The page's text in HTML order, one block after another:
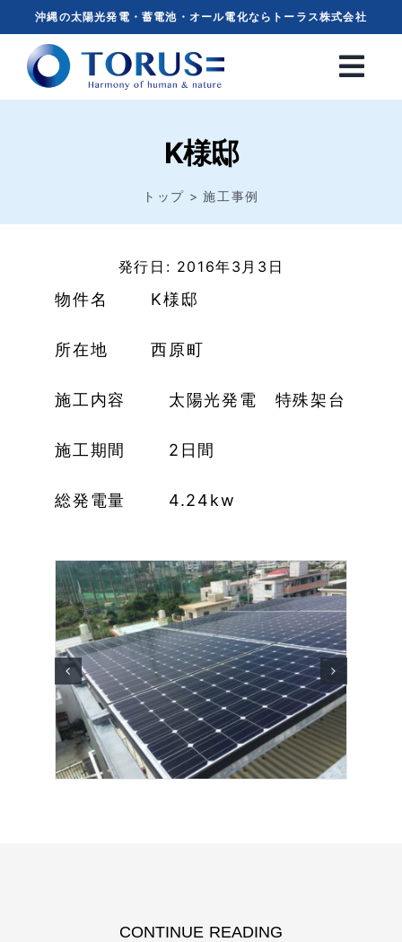
content
沖縄の太陽光発電・蓄電池・オール電化ならトーラス株式会社
K様邸
トップ 施工事例
発行日: 2016年3月3日
物件名 K様邸
所在地 西原町
施工内容 太陽光発電 特殊架台
施工期間 2日間
総発電量 4.24kw
CONTINUE READING